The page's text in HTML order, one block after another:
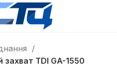
TDI GA-1550